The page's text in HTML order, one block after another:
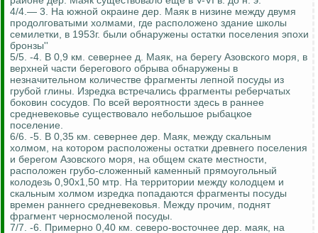
4/4.— 3. На южной окраине дер. Маяк в низине между двумя
продолговатыми холмами, где расположено здание школы
семилетки, в 1953г. были обнаружены остатки поселения эпохи
бронзы''
5/5. -4. В 0,9 км. севернее д. Маяк, на берегу Азовского моря, в
верхней части берегового обрыва обнаружены в
незначительном количестве фрагменты лепной посуды из
грубой глины. Изредка встречались фрагменты реберчатых
боковин сосудов. По всей вероятности здесь в раннее
средневековье существовало небольшое рыбацкое
поселение.
6/6. -5. В 0,35 км. севернее дер. Маяк, между скальным
холмом, на котором расположены остатки древнего поселения
и берегом Азовского моря, на общем скате местности,
расположен грубо-сложенный каменный прямоугольный
колодезь 0,90x1,50 мтр. На территории между колодцем и
скальным холмом изредка попадаются фрагменты посуды
времен раннего средневековья. Между прочим, поднят
фрагмент черносмоленой посуды.
7/7. -6. Примерно 0,40 км. северо-восточнее дер. маяк, на